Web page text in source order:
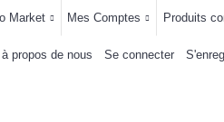
Market Mes Comptes Produits
à propos de nous Se connecter